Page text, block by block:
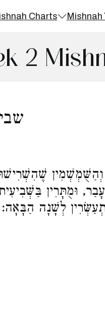
Charts Mishnah
2
וְהַשֻּׁמְשְׁמִין
וּמֻתָּרִין
לְשָׁנָה הַבָּאָה: